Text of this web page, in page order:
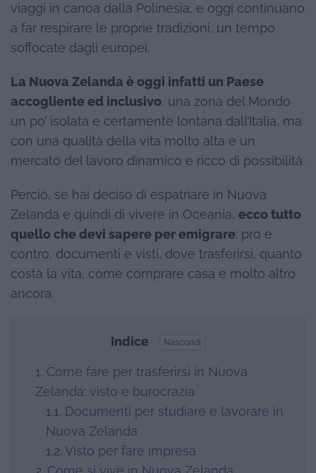
viaggi in canoa dalla Polinesia, e oggi continuano
a far respirare le proprie tradizioni, un tempo
soffocate dagli europei.
La Nuova Zelanda è oggi infatti un Paese
accogliente ed inclusivo, una zona del Mondo
un po’ isolata e certamente lontana dall’Italia, ma
con una qualità della vita molto alta e un
mercato del lavoro dinamico e ricco di possibilità.
Perciò, se hai deciso di espatriare in Nuova
Zelanda e quindi di vivere in Oceania, ecco tutto
quello che devi sapere per emigrare: pro e
contro, documenti e visti, dove trasferirsi, quanto
costa la vita, come comprare casa e molto altro
ancora.
Indice Nascondi
Come fare per trasferirsi in Nuova
Zelanda: visto e burocrazia
Documenti per studiare e lavorare in
Nuova Zelanda
Visto per fare impresa